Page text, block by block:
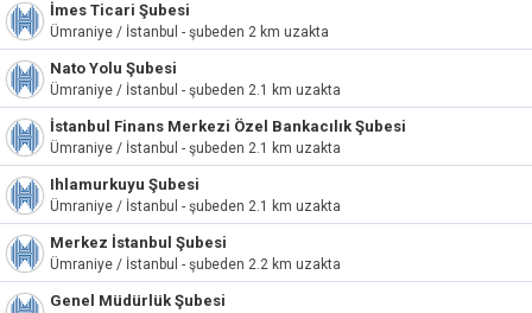
İmes Ticari Şubesi
Ümraniye / İstanbul - şubeden 2 km uzakta
Nato Yolu Şubesi
Ümraniye / İstanbul - şubeden 2.1 km uzakta
İstanbul Finans Merkezi Özel Bankacılık Şubesi
Ümraniye / İstanbul - şubeden 2.1 km uzakta
Ihlamurkuyu Şubesi
Ümraniye / İstanbul - şubeden 2.1 km uzakta
Merkez İstanbul Şubesi
Ümraniye / İstanbul - şubeden 2.2 km uzakta
Genel Müdürlük Şubesi